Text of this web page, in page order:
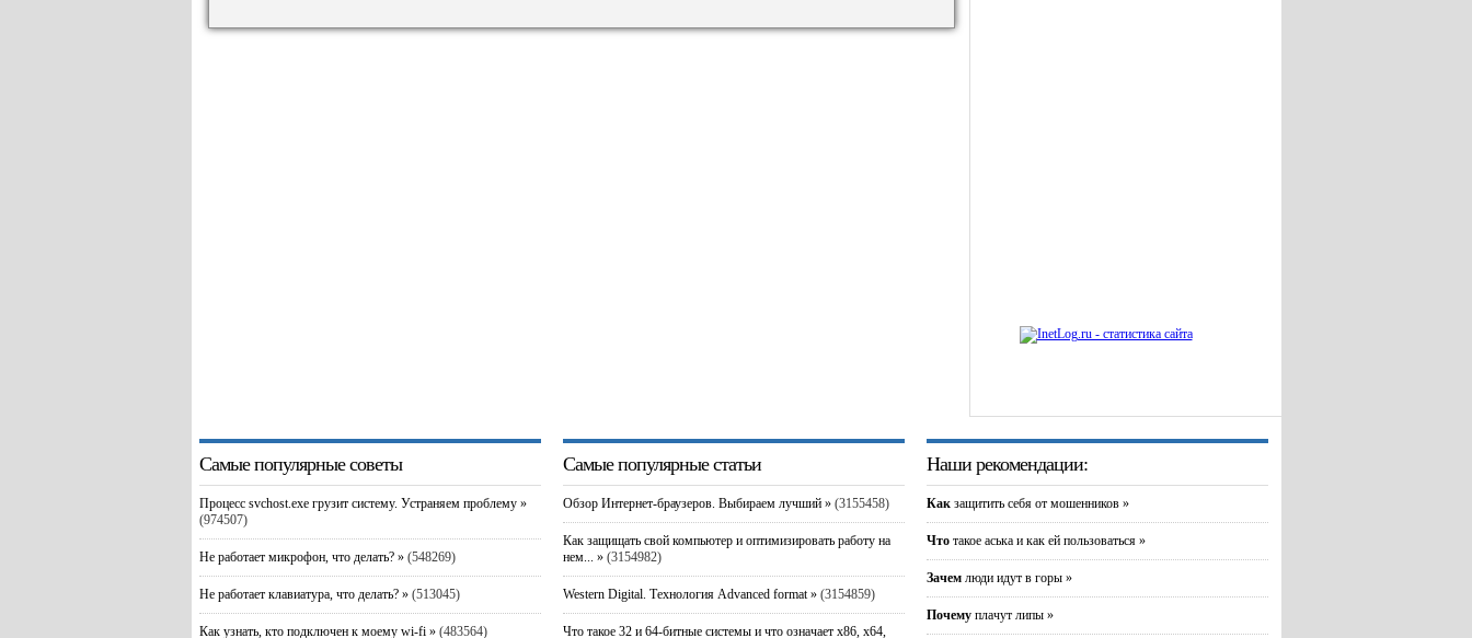
Самые популярные советы
Процесс svchost.exe грузит систему. Устраняем проблему »
(974507)
Не работает микрофон, что делать? » (548269)
Не работает клавиатура, что делать? » (513045)
Как узнать, кто подключен к моему wi-fi » (483564)
Самые популярные статьи
Обзор Интернет-браузеров. Выбираем лучший » (3155458)
Как защищать свой компьютер и оптимизировать работу на
нем... » (3154982)
Western Digital. Технология Advanced format » (3154859)
Что такое 32 и 64-битные системы и что означает x86, x64,
Наши рекомендации:
Как защитить себя от мошенников »
Что такое аська и как ей пользоваться »
Зачем люди идут в горы »
Почему плачут липы »